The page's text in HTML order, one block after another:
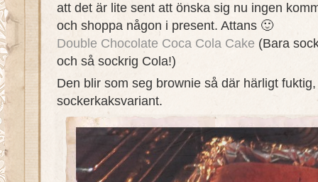
att det är lite sent att önska sig nu ingen
och shoppa någon i present. Attans 🙂
Double Chocolate Coca Cola Cake (Bara
och så sockrig Cola!)
Den blir som seg brownie så där härligt
sockerkaksvariant.